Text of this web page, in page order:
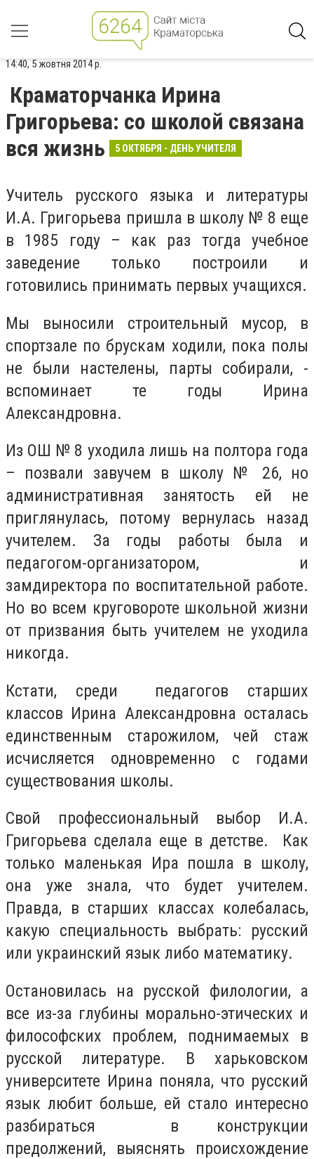
14:40, 5 жовтня 2014 р.
Краматорчанка Ирина
Григорьева: со школой связана
вся жизнь
5 ОКТЯБРЯ - ДЕНЬ УЧИТЕЛЯ
Учитель русского языка и литературы
И.А. Григорьева пришла в школу № 8 еще
в 1985 году – как раз тогда учебное
заведение только построили и
готовились принимать первых учащихся.
Мы выносили строительный мусор, в
спортзале по брускам ходили, пока полы
не были настелены, парты собирали, -
вспоминает те годы Ирина
Александровна.
Из ОШ № 8 уходила лишь на полтора года
– позвали завучем в школу № 26, но
административная занятость ей не
приглянулась, потому вернулась назад
учителем. За годы работы была и
педагогом-организатором, и
замдиректора по воспитательной работе.
Но во всем круговороте школьной жизни
от призвания быть учителем не уходила
никогда.
Кстати, среди педагогов старших
классов Ирина Александровна осталась
единственным старожилом, чей стаж
исчисляется одновременно с годами
существования школы.
Свой профессиональный выбор И.А.
Григорьева сделала еще в детстве. Как
только маленькая Ира пошла в школу,
она уже знала, что будет учителем.
Правда, в старших классах колебалась,
какую специальность выбрать: русский
или украинский язык либо математику.
Остановилась на русской филологии, а
все из-за глубины морально-этических и
философских проблем, поднимаемых в
русской литературе. В харьковском
университете Ирина поняла, что русский
язык любит больше, ей стало интересно
разбираться в конструкции
предолжений, выяснять происхождение